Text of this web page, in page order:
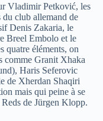
Vladimir Petković, les
du club allemand de
Denis Zakaria, le
Breel Embolo et le
quatre éléments, on
comme Granit Xhaka
Haris Seferovic
de Xherdan Shaqiri
mais qui peine à se
de Jürgen Klopp.